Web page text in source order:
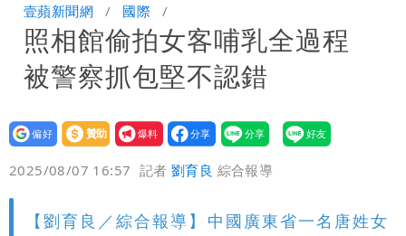
壹蘋新聞網 國際
照相館偷拍女客哺乳全過程
被警察抓包堅不認錯
設為
贊助
我要
爆料
2025/08/07 16:57 記者劉育良 綜合報導
【劉育良／綜合報導】中國廣東省一名唐姓女